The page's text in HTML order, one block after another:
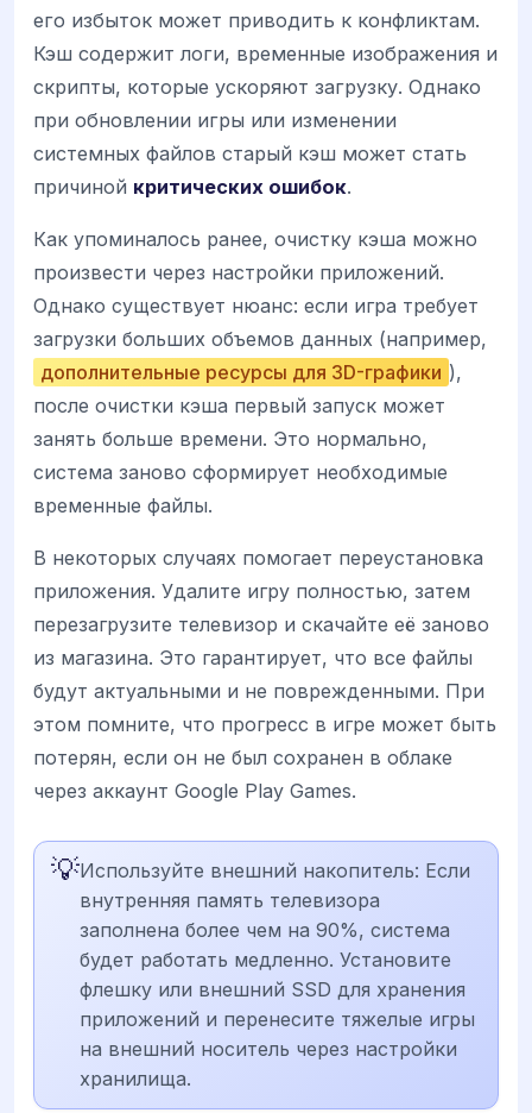
его избыток может приводить к конфликтам.
Кэш содержит логи, временные изображения и
скрипты, которые ускоряют загрузку. Однако
при обновлении игры или изменении
системных файлов старый кэш может стать
причиной критических ошибок.
Как упоминалось ранее, очистку кэша можно
произвести через настройки приложений.
Однако существует нюанс: если игра требует
загрузки больших объемов данных (например,
дополнительные ресурсы для 3D-графики ),
после очистки кэша первый запуск может
занять больше времени. Это нормально,
система заново сформирует необходимые
временные файлы.
В некоторых случаях помогает переустановка
приложения. Удалите игру полностью, затем
перезагрузите телевизор и скачайте её заново
из магазина. Это гарантирует, что все файлы
будут актуальными и не поврежденными. При
этом помните, что прогресс в игре может быть
потерян, если он не был сохранен в облаке
через аккаунт Google Play Games.
💡Используйте внешний накопитель: Если
внутренняя память телевизора
заполнена более чем на 90%, система
будет работать медленно. Установите
флешку или внешний SSD для хранения
приложений и перенесите тяжелые игры
на внешний носитель через настройки
хранилища.